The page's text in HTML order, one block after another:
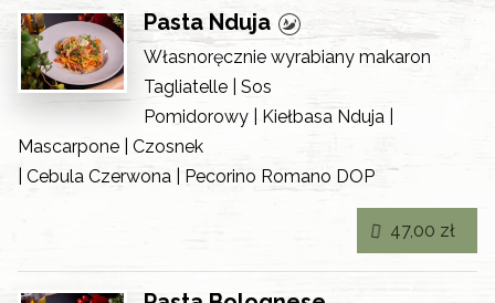
Pasta Nduja
Własnoręcznie wyrabiany makaron
Tagliatelle | Sos
Pomidorowy | Kiełbasa Nduja |
Mascarpone | Czosnek
| Cebula Czerwona | Pecorino Romano DOP